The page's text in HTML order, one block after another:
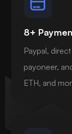
8+
Paypal,
payoneer,
ETH, and